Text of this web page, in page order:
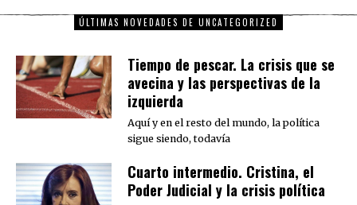
ÚLTIMAS NOVEDADES DE UNCATEGORIZED
Tiempo de pescar. La crisis que se
avecina y las perspectivas de la
izquierda
Aquí y en el resto del mundo, la política
sigue siendo, todavía
Cuarto intermedio. Cristina, el
Poder Judicial y la crisis política